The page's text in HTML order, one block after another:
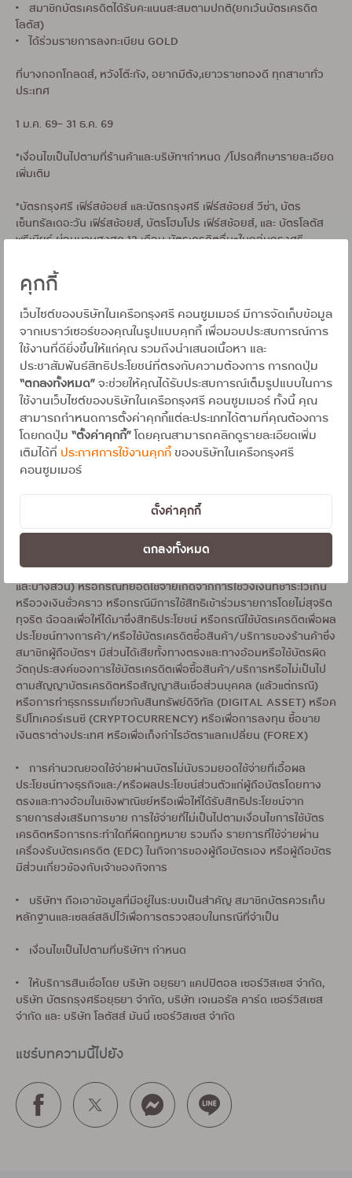
คุกกี้
เว็บไซต์ของบริษัทในเครือกรุงศรี คอนซูมเมอร์ มีการจัดเก็บข้อมูล
จากเบราว์เซอร์ของคุณในรูปแบบคุกกี้ เพื่อมอบประสบการณ์การ
ใช้งานที่ดียิ่งขึ้นให้แก่คุณ รวมถึงนำเสนอเนื้อหา และ
ประชาสัมพันธ์สิทธิประโยชน์ที่ตรงกับความต้องการ การกดปุ่ม
“ตกลงทั้งหมด”จะช่วยให้คุณได้รับประสบการณ์เต็มรูปแบบในการ
ใช้งานเว็บไซต์ของบริษัทในเครือกรุงศรี คอนซูมเมอร์ ทั้งนี้ คุณ
สามารถกำหนดการตั้งค่าคุกกี้แต่ละประเภทได้ตามที่คุณต้องการ
โดยกดปุ่ม “ตั้งค่าคุกกี้”โดยคุณสามารถคลิกดูรายละเอียดเพิ่ม
เติมได้ที่ ประกาศการใช้งานคุกกี้ ของบริษัทในเครือกรุงศรี
คอนซูมเมอร์
ตั้งค่าคุกกี้
ตกลงทั้งหมด
• สมาชิกบัตรเครดิตได้รับคะแนนสะสมตามปกติ(ยกเว้นบัตรเครดิต
โลตัส)
• ได้ร่วมรายการลงทะเบียน GOLD
ที่บางกอกโกลดส์, หวังโต๊ะกัง, อยากมีตัง,เยาวราชทองดี ทุกสาขาทั่ว
ประเทศ
1 ม.ค. 69– 31 ธ.ค. 69
*เงื่อนไขเป็นไปตามที่ร้านค้าและบริษัทฯกำหนด /โปรดศึกษารายละเอียด
เพิ่มเติม
*บัตรกรุงศรี เฟิร์สช้อยส์ และบัตรกรุงศรี เฟิร์สช้อยส์ วีซ่า, บัตร
เซ็นทรัลเดอะวัน เฟิร์สช้อยส์, บัตรโฮมโปร เฟิร์สช้อยส์, และ บัตรโลตัส
พรีเมียร์ ผ่อนนานสูงสุด 12 เดือน บัตรเครดิตอื่นๆในกลุ่มกรุงศรี
บัตรเครดิต: ใช้เท่าที่จำเป็นและชำระคืนได้เต็มจำนวนตามกำหนด จะได้ไม่
เสียดอกเบี้ย 16% ต่อปี
สินเชื่อส่วนบุคคล: กู้เท่าที่จำเป็นและชำระคืนได้ตามกำหนดจะได้ไม่เสียด
อกเบี้ย 15% - 25% ต่อปี
เงื่อนไข :
• สอบถามรายละเอียดและเงื่อนไขเพิ่มเติมที่ร้านทองที่ท่านใช้บริการ
เฉพาะร้านค้าที่บริษัทฯ กำหนดเท่านั้น
• บริษัทฯ ไม่มีส่วนเกี่ยวข้องกับสินค้าหรือบริการ หากมีข้อสงสัย
ประการใด กรุณาติดต่อร้านค้า/ผู้ให้บริการโดยตรง
• บริษัทฯ จะงด/ระงับการให้สิทธิประโยชน์ หรือเรียกคืนสิทธิประโยชน์
(รวมทั้งคะแนนสะสม) หรือเรียกเก็บเงินจากบัญชีบัตรเครดิตของสมาชิ
กบัตรฯ ตามมูลค่าของสิทธิประโยชน์ที่สมาชิกบัตรฯ ได้รับ ในกรณีที่มี
การให้สิทธิประโยชน์ไปโดยผิดหลง หรือกรณีที่สมาชิกบัตรฯ ยกเลิก/
ปฏิเสธรายการหรือการชำระเงินในภายหลัง (แบบเต็มจำนวนทั้งหมด
และบางส่วน) หรือกรณีที่ยอดใช้จ่ายเกิดจากการใช้วงเงินที่ชำระไว้เกิน
หรือวงเงินชั่วคราว หรือกรณีมีการใช้สิทธิเข้าร่วมรายการโดยไม่สุจริต
ทุจริต ฉ้อฉลเพื่อให้ได้มาซึ่งสิทธิประโยชน์ หรือกรณีใช้บัตรเครดิตเพื่อผล
ประโยชน์ทางการค้า/หรือใช้บัตรเครดิตซื้อสินค้า/บริการของร้านค้าซึ่ง
สมาชิกผู้ถือบัตรฯ มีส่วนได้เสียทั้งทางตรงและทางอ้อมหรือใช้บัตรผิด
วัตถุประสงค์ของการใช้บัตรเครดิตเพื่อซื้อสินค้า/บริการหรือไม่เป็นไป
ตามสัญญาบัตรเครดิตหรือสัญญาสินเชื่อส่วนบุคคล (แล้วแต่กรณี)
หรือการทำธุรกรรมเกี่ยวกับสินทรัพย์ดิจิทัล (DIGITAL ASSET) หรือค
ริปโทเคอร์เรนซี (CRYPTOCURRENCY) หรือเพื่อการลงทุน ซื้อขาย
เงินตราต่างประเทศ หรือเพื่อเก็งกำไรอัตราแลกเปลี่ยน (FOREX)
• การคำนวณยอดใช้จ่ายผ่านบัตรไม่นับรวมยอดใช้จ่ายที่เอื้อผล
ประโยชน์ทางธุรกิจและ/หรือผลประโยชน์ส่วนตัวแก่ผู้ถือบัตรโดยทาง
ตรงและทางอ้อมในเชิงพาณิชย์หรือเพื่อให้ได้รับสิทธิประโยชน์จาก
รายการส่งเสริมการขาย การใช้จ่ายที่ไม่เป็นไปตามเงื่อนไขการใช้บัตร
เครดิตหรือการกระทำใดที่ผิดกฎหมาย รวมถึง รายการที่ใช้จ่ายผ่าน
เครื่องรับบัตรเครดิต (EDC) ในกิจการของผู้ถือบัตรเอง หรือผู้ถือบัตร
มีส่วนเกี่ยวข้องกับเจ้าของกิจการ
• บริษัทฯ ถือเอาข้อมูลที่มีอยู่ในระบบเป็นสำคัญ สมาชิกบัตรควรเก็บ
หลักฐานและเซลล์สลิปไว้เพื่อการตรวจสอบในกรณีที่จำเป็น
• เงื่อนไขเป็นไปตามที่บริษัทฯ กำหนด
• ให้บริการสินเชื่อโดย บริษัท อยุธยา แคปปิตอล เซอร์วิสเซส จำกัด,
บริษัท บัตรกรุงศรีอยุธยา จำกัด, บริษัท เจเนอรัล คาร์ด เซอร์วิสเซส
จำกัด และ บริษัท โลตัสส์ มันนี่ เซอร์วิสเซส จำกัด
แชร์บทความนี้ไปยัง